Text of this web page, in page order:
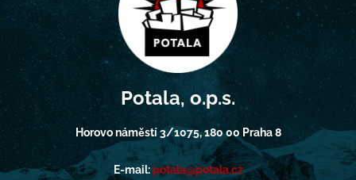
Potala, o.p.s.
Horovo náměstí 3/1075, 180 00 Praha 8
E-mail:potala@potala.cz